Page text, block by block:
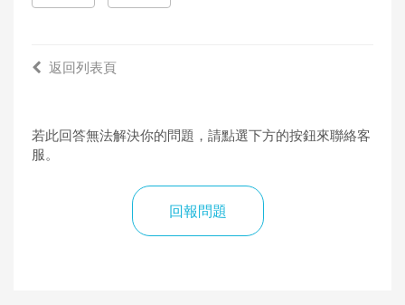
返回列表頁
若此回答無法解決你的問題，請點選下方的按鈕來聯絡客
服。
回報問題